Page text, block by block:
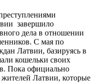
завершило
дела в отношении
С мая по
Латвии, базируясь в
кошельки своих
Пока официально
Латвии, которые